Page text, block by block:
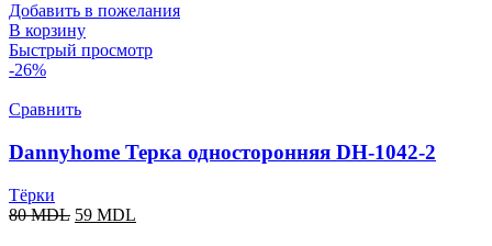
Добавить в пожелания
В корзину
Быстрый просмотр
-26%
Сравнить
Dannyhome Терка односторонняя DH-1042-2
Тёрки
80MDL 59 MDL